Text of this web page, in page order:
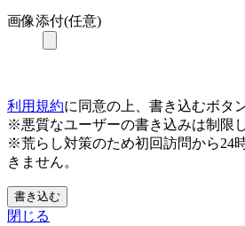
画像添付(任意)
利用規約に同意の上、書き込むボタ
※悪質なユーザーの書き込みは制限し
※荒らし対策のため初回訪問から24
きません。
書き込む
閉じる